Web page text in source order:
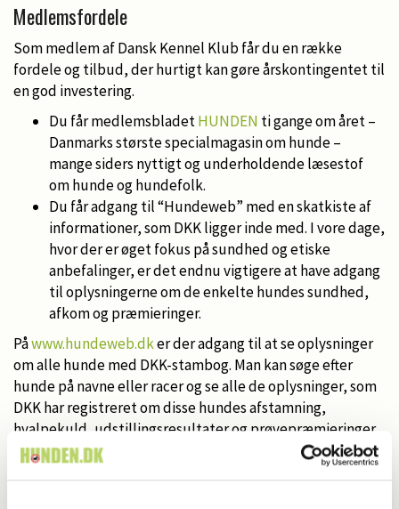
Medlemsfordele
Som medlem af Dansk Kennel Klub får du en række
fordele og tilbud, der hurtigt kan gøre årskontingentet til
en god investering.
Du får medlemsbladetHUNDEN ti gange om året –
Danmarks største specialmagasin om hunde –
mange siders nyttigt og underholdende læsestof
om hunde og hundefolk.
Du får adgang til “Hundeweb” med en skatkiste af
informationer, som DKK ligger inde med. I vore dage,
hvor der er øget fokus på sundhed og etiske
anbefalinger, er det endnu vigtigere at have adgang
til oplysningerne om de enkelte hundes sundhed,
afkom og præmieringer.
Påwww.hundeweb.dker der adgang til at se oplysninger
om alle hunde med DKK-stambog. Man kan søge efter
hunde på navne eller racer og se alle de oplysninger, som
DKK har registreret om disse hundes afstamning,
hvalpekuld, udstillingsresultater og prøvepræmieringer.
Man kan også følge en bestemt hunds afstamning tilbage
igennem stamtavlen ved at klikke på interessante hunde i